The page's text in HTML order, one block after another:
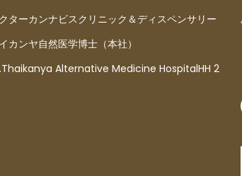
ターカンナビスクリニック＆ディスペンサリー
カンヤ自然医学博士（本社）
Alternative Medicine HospitalHH 2